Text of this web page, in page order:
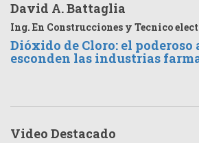
David A. Battaglia
Ing. En Construcciones y Tecnico
Dióxido de Cloro: el
esconden las industrias
Video Destacado